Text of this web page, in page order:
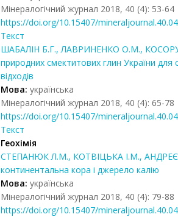
Мінералогічний журнал 2018, 40 (4): 53-64
https://doi.org/10.15407/
Текст
ШАБАЛІН Б.Г., ЛАВРИНЕНКО О.М.,
природних смектитових глин України для
відходів
Мова: українська
Мінералогічний журнал 2018, 40 (4): 65-78
https://doi.org/10.15407/
Текст
Геохімія
СТЕПАНЮК Л.М., КОТВІЦЬКА І.М.,
континентальна кора і джерело калію
Мова: українська
Мінералогічний журнал 2018, 40 (4): 79-88
https://doi.org/10.15407/